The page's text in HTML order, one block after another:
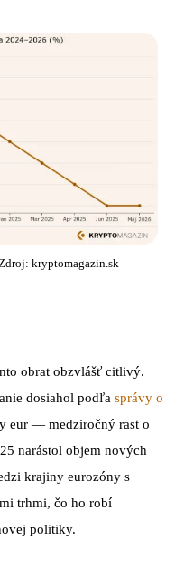
kryptomagazin.sk
obrat obzvlášť citlivý.
dosiahol podľa správy o
eur — medziročný rast o
narástol objem nových
krajiny eurozóny s
trhmi, čo ho robí
politiky.